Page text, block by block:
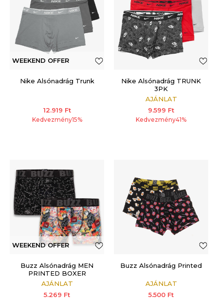
WEEKEND OFFER
Nike Alsónadrág Trunk
12.919 Ft
Kedvezmény15%
Nike Alsónadrág TRUNK
3PK
AJÁNLAT
9.599 Ft
Kedvezmény41%
WEEKEND OFFER
ADDITIONAL 15%
Buzz Alsónadrág MEN
PRINTED BOXER
AJÁNLAT
5.269 Ft
Buzz Alsónadrág Printed
AJÁNLAT
5.500 Ft